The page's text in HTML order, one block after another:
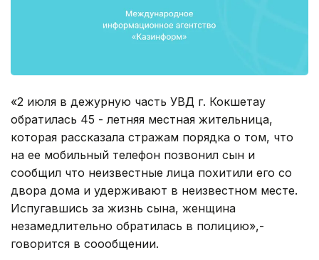
«2 июля в дежурную часть УВД г. Кокшетау
обратилась 45 - летняя местная жительница,
которая рассказала стражам порядка о том, что
на ее мобильный телефон позвонил сын и
сообщил что неизвестные лица похитили его со
двора дома и удерживают в неизвестном месте.
Испугавшись за жизнь сына, женщина
незамедлительно обратилась в полицию»,-
говорится в соообщении.